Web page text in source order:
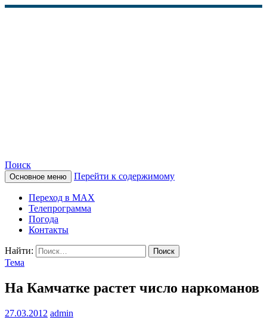
КАМЧАТСКОЕ
ИНФОРМАЦИОННОЕ
АГЕНТСТВО (КИА
«ВЕСТИ»)
Поиск
Основное меню Перейти к содержимому
Переход в MAX
Телепрограмма
Погода
Контакты
Найти:
Тема
На Камчатке растет число наркоманов
27.03.2012 admin